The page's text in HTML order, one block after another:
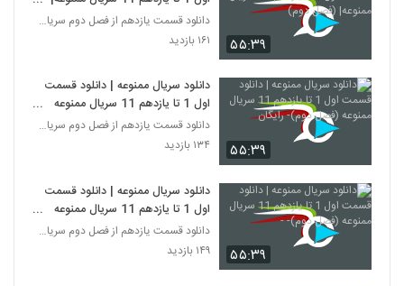
۵۵:۳۹
(فصل دوم)
دانلود قسمت یازدهم از فصل دوم سریال ممنوعه
۱۶۱ بازدید
۵۵:۳۹
دانلود سریال ممنوعه | دانلود قسمت
اول 1 تا یازدهم 11 سریال ممنوعه
(فصل دوم)- رایگان
دانلود قسمت یازدهم از فصل دوم سریال ممنوعه
۱۳۴ بازدید
۵۵:۳۹
دانلود سریال ممنوعه | دانلود قسمت
اول 1 تا یازدهم 11 سریال ممنوعه
(فصل دوم)- -
دانلود قسمت یازدهم از فصل دوم سریال ممنوعه
۱۴۹ بازدید